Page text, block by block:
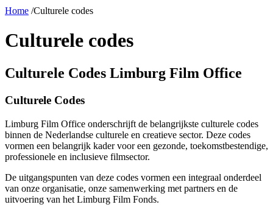
Home /Culturele codes
Culturele codes
Culturele Codes Limburg Film Office
Culturele Codes
Limburg Film Office onderschrijft de belangrijkste culturele codes
binnen de Nederlandse culturele en creatieve sector. Deze codes
vormen een belangrijk kader voor een gezonde, toekomstbestendige,
professionele en inclusieve filmsector.
De uitgangspunten van deze codes vormen een integraal onderdeel
van onze organisatie, onze samenwerking met partners en de
uitvoering van het Limburg Film Fonds.